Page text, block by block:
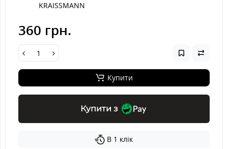
KRAISSMANN
360 грн.
Купити
Купити з
В 1 клік